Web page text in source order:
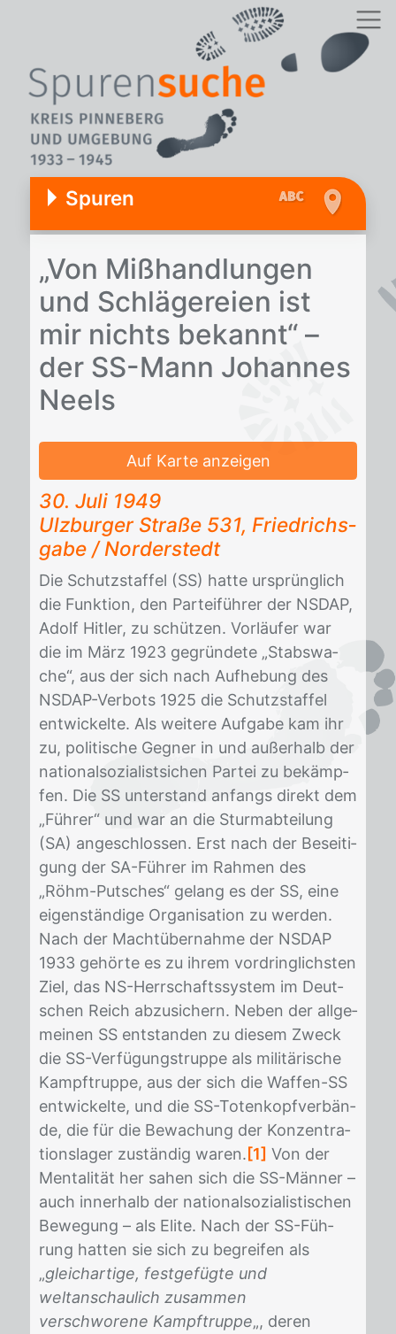
Spuren
„Von Miß­hand­lun­gen
und Schlä­ge­rei­en ist
mir nichts be­kannt“ –
der SS-Mann Jo­han­nes
Neels
Auf Karte anzeigen
30. Juli 1949
Ulz­bur­ger Stra­ße 531, Fried­richs­
ga­be / Nor­der­stedt
Die Schutz­staf­fel (SS) hat­te ur­sprüng­lich
die Funk­ti­on, den Par­tei­füh­rer der NS­DAP,
Adolf Hit­ler, zu schüt­zen. Vor­läu­fer war
die im März 1923 ge­grün­de­te „Stabs­wa­
che“, aus der sich nach Auf­he­bung des
NS­DAP-Ver­bots 1925 die Schutz­staf­fel
ent­wi­ckel­te. Als wei­te­re Auf­ga­be kam ihr
zu, po­li­ti­sche Geg­ner in und au­ßer­halb der
na­tio­nal­so­zia­list­si­chen Par­tei zu be­kämp­
fen. Die SS un­ter­stand an­fangs di­rekt dem
„Füh­rer“ und war an die Sturm­ab­tei­lung
(SA) an­ge­schlos­sen. Erst nach der Be­sei­ti­
gung der SA-Füh­rer im Rah­men des
„Röhm-Put­sches“ ge­lang es der SS, eine
ei­gen­stän­di­ge Or­ga­ni­sa­ti­on zu wer­den.
Nach der Macht­über­nah­me der NS­DAP
1933 ge­hör­te es zu ih­rem vor­dring­lichs­ten
Ziel, das NS-Herr­schafts­sys­tem im Deut­
schen Reich ab­zu­si­chern. Ne­ben der all­ge­
mei­nen SS ent­stan­den zu die­sem Zweck
die SS-Ver­fü­gungs­trup­pe als mi­li­tä­ri­sche
Kampf­trup­pe, aus der sich die Waf­fen-SS
ent­wi­ckel­te, und die SS-To­ten­kopf­ver­bän­
de, die für die Be­wa­chung der Kon­zen­tra­
ti­ons­la­ger zu­stän­dig wa­ren.[1] Von der
Men­ta­li­tät her sa­hen sich die SS-Män­ner –
auch in­ner­halb der na­tio­nal­so­zia­lis­ti­schen
Be­we­gung – als Eli­te. Nach der SS-Füh­
rung hat­ten sie sich zu be­grei­fen als
„gleichartige, festgefügte und
weltanschaulich zusammen
verschworene Kampftruppe„, de­ren